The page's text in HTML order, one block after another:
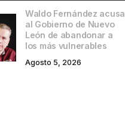
Waldo Fernández acusa
al Gobierno de Nuevo
León de abandonar a
los más vulnerables
Agosto 5, 2026